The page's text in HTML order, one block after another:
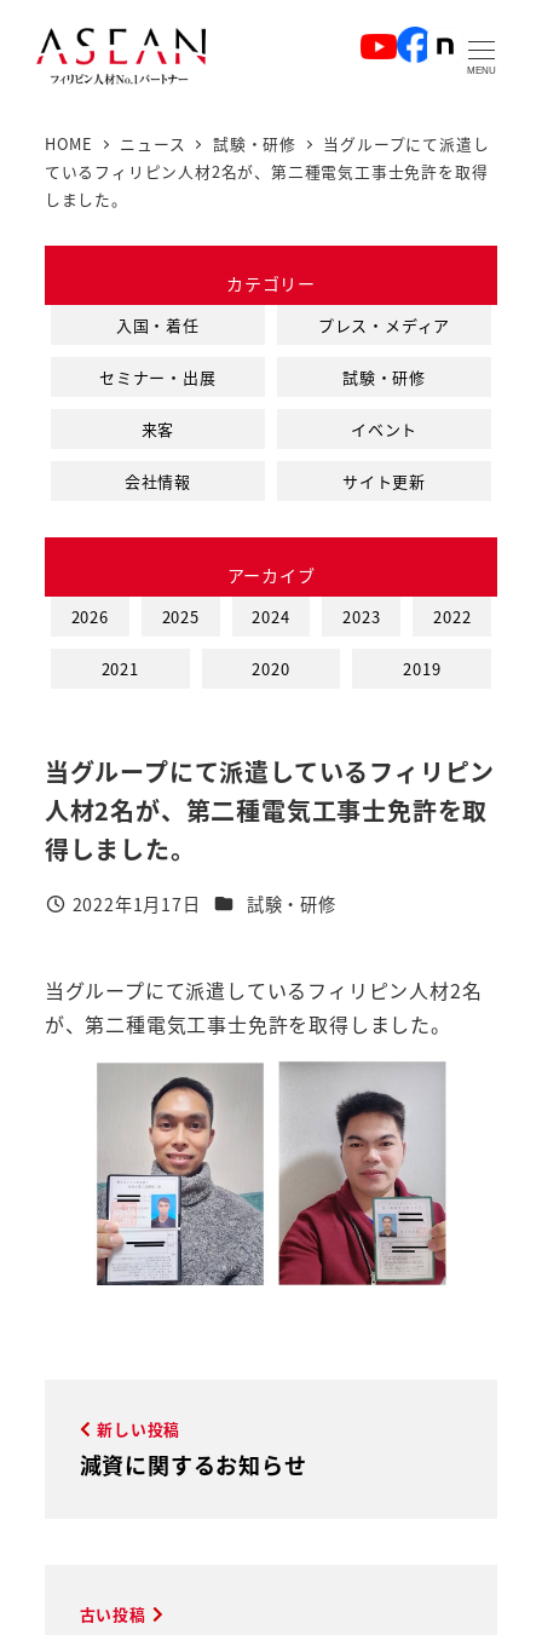
MENU
HOME ニュース 試験・研修
当グループにて派遣し
ているフィリピン人材2名が、第二種電気工事士免許を取得
しました。
カテゴリー
入国・着任 プレス・メディア
セミナー・出展 試験・研修
来客 イベント
会社情報 サイト更新
アーカイブ
2026 2025 2024 2023 2022
2021 2020 2019
当グループにて派遣しているフィリピン
人材2名が、第二種電気工事士免許を取
得しました。
投稿日
2022年1月17日 カテゴリー
試験・研修
当グループにて派遣しているフィリピン人材2名
が、第二種電気工事士免許を取得しました。
古い投稿
新しい投稿
減資に関するお知らせ